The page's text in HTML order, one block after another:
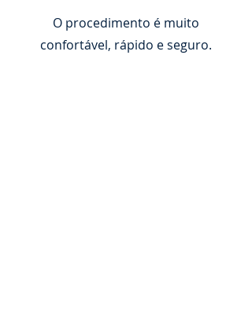
O procedimento é muito
confortável, rápido e seguro.